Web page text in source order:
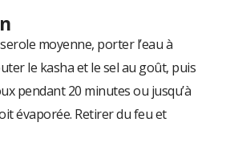
moyenne, porter l’eau à
le kasha et le sel au goût, puis
pendant 20 minutes ou jusqu’à
évaporée. Retirer du feu et